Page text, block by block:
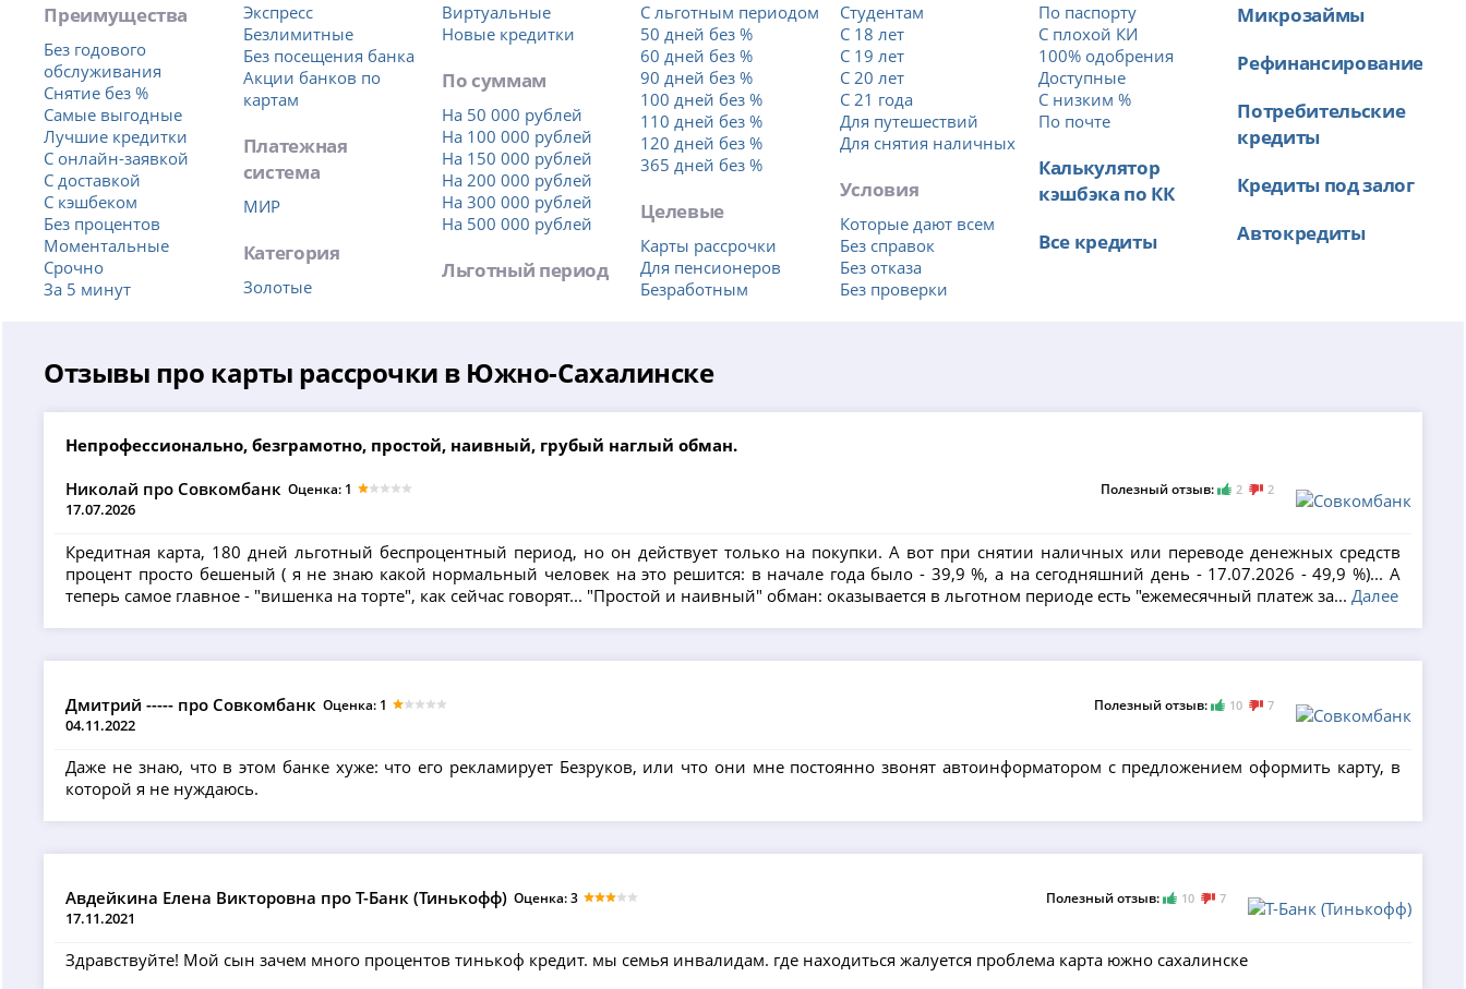
Преимущества
Без годового
обслуживания
Снятие без %
Самые выгодные
Лучшие кредитки
С онлайн-заявкой
С доставкой
С кэшбеком
Без процентов
Моментальные
Срочно
За 5 минут
Экспресс
Безлимитные
Без посещения банка
Акции банков по
картам
Платежная
система
МИР
Категория
Золотые
Виртуальные
Новые кредитки
По суммам
На 50 000 рублей
На 100 000 рублей
На 150 000 рублей
На 200 000 рублей
На 300 000 рублей
На 500 000 рублей
Льготный период
С льготным периодом
50 дней без %
60 дней без %
90 дней без %
100 дней без %
110 дней без %
120 дней без %
365 дней без %
Целевые
Карты рассрочки
Для пенсионеров
Безработным
Студентам
С 18 лет
С 19 лет
С 20 лет
С 21 года
Для путешествий
Для снятия наличных
Условия
Которые дают всем
Без справок
Без отказа
Без проверки
По паспорту
С плохой КИ
100% одобрения
Доступные
С низким %
По почте
Калькулятор
кэшбэка по КК
Все кредиты
Микрозаймы
Рефинансирование
Потребительские
кредиты
Кредиты под залог
Автокредиты
Отзывы про карты рассрочки в Южно-Сахалинске
Непрофессионально, безграмотно, простой, наивный, грубый наглый обман.
Николай про Совкомбанк
17.07.2026
Оценка: 1 Полезный отзыв: 2 2
Кредитная карта, 180 дней льготный беспроцентный период, но он действует только на покупки. А вот при снятии наличных или переводе денежных средств
процент просто бешеный ( я не знаю какой нормальный человек на это решится: в начале года было - 39,9 %, а на сегодняшний день - 17.07.2026 - 49,9 %)... А
теперь самое главное - "вишенка на торте", как сейчас говорят... "Простой и наивный" обман: оказывается в льготном периоде есть "ежемесячный платеж за...Далее
Дмитрий ----- про Совкомбанк
04.11.2022
Оценка: 1 Полезный отзыв: 10 7
Даже не знаю, что в этом банке хуже: что его рекламирует Безруков, или что они мне постоянно звонят автоинформатором с предложением оформить карту, в
которой я не нуждаюсь.
Авдейкина Елена Викторовна про Т-Банк (Тинькофф)
17.11.2021
Оценка: 3 Полезный отзыв: 10 7
Здравствуйте! Мой сын зачем много процентов тинькоф кредит. мы семья инвалидам. где находиться жалуется проблема карта южно сахалинске